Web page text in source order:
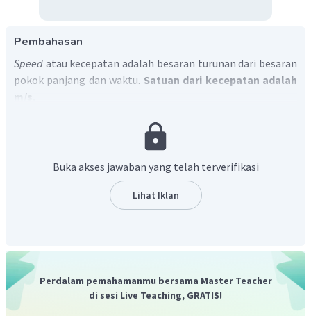
Pembahasan
Speed atau kecepatan adalah besaran turunan dari besaran
pokok panjang dan waktu. Satuan dari kecepatan adalah
m/s.
Buka akses jawaban yang telah terverifikasi
Lihat Iklan
Perdalam pemahamanmu bersama Master Teacher
di sesi Live Teaching, GRATIS!